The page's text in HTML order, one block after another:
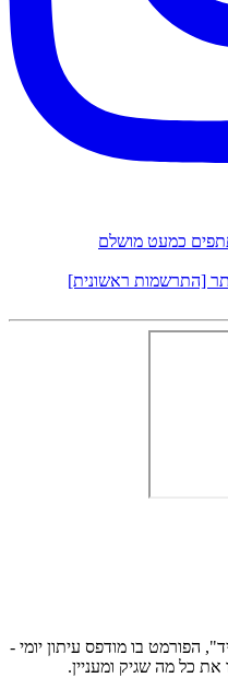
הפורמט בו מודפס עיתון יומי -
כל מה שגיק ומעניין.